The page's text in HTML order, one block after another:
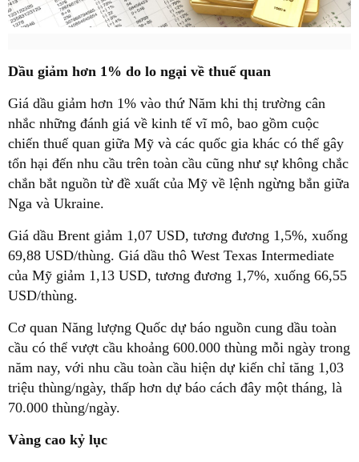
Dầu giảm hơn 1% do lo ngại về thuế quan
Giá dầu giảm hơn 1% vào thứ Năm khi thị trường cân
nhắc những đánh giá về kinh tế vĩ mô, bao gồm cuộc
chiến thuế quan giữa Mỹ và các quốc gia khác có thể gây
tổn hại đến nhu cầu trên toàn cầu cũng như sự không chắc
chắn bắt nguồn từ đề xuất của Mỹ về lệnh ngừng bắn giữa
Nga và Ukraine.
Giá dầu Brent giảm 1,07 USD, tương đương 1,5%, xuống
69,88 USD/thùng. Giá dầu thô West Texas Intermediate
của Mỹ giảm 1,13 USD, tương đương 1,7%, xuống 66,55
USD/thùng.
Cơ quan Năng lượng Quốc dự báo nguồn cung dầu toàn
cầu có thể vượt cầu khoảng 600.000 thùng mỗi ngày trong
năm nay, với nhu cầu toàn cầu hiện dự kiến chỉ tăng 1,03
triệu thùng/ngày, thấp hơn dự báo cách đây một tháng, là
70.000 thùng/ngày.
Vàng cao kỷ lục